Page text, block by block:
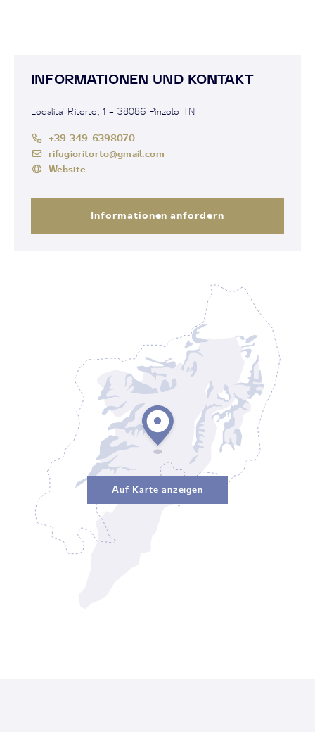
INFORMATIONEN UND KONTAKT
Localita' Ritorto, 1 – 38086 Pinzolo TN
+39 349 6398070
rifugioritorto@gmail.com
Website
Informationen anfordern
Auf Karte anzeigen